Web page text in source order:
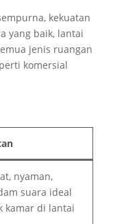
kekuatan
yang baik, lantai
jenis ruangan
komersial
nyaman,
suara ideal
kamar di lantai